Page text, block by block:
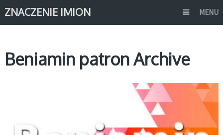
ZNACZENIE IMION MENU
Beniamin patron Archive